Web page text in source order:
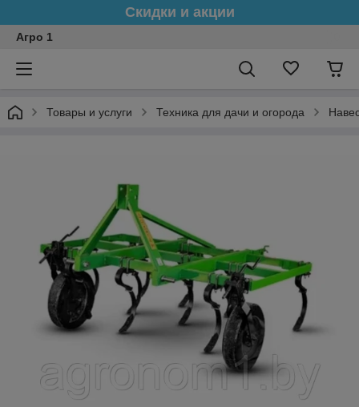
Скидки и акции
Агро 1
Товары и услуги Техника для дачи и огорода